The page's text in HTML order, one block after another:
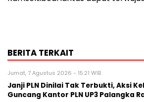
BERITA TERKAIT
Jumat, 7 Agustus 2026 - 15:21 WIB
Janji PLN Dinilai Tak Terbukti, Aksi
Guncang Kantor PLN UP3 Palangka